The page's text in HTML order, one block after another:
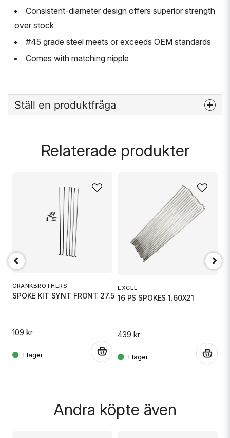
Consistent-diameter design offers superior strength
over stock
#45 grade steel meets or exceeds OEM standards
Comes with matching nipple
Ställ en produktfråga
Relaterade produkter
CRANKBROTHERS
SPOKE KIT SYNT FRONT 27.5
109 kr
EXCEL
16 PS SPOKES 1.60X21
439 kr
Andra köpte även